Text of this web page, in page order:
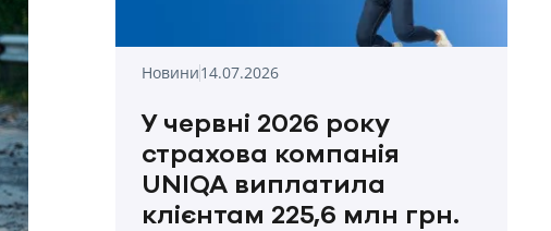
Новини14.07.2026
У червні 2026 року
страхова компанія
UNIQA виплатила
клієнтам 225,6 млн грн.